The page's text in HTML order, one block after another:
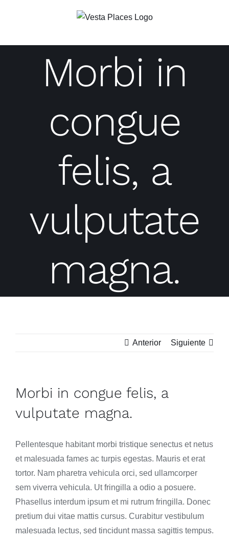
Morbi in
congue
felis, a
vulputate
magna.
Anterior Siguiente
Morbi in congue felis, a
vulputate magna.
Pellentesque habitant morbi tristique senectus et netus
et malesuada fames ac turpis egestas. Mauris et erat
tortor. Nam pharetra vehicula orci, sed ullamcorper
sem viverra vehicula. Ut fringilla a odio a posuere.
Phasellus interdum ipsum et mi rutrum fringilla. Donec
pretium dui vitae mattis cursus. Curabitur vestibulum
malesuada lectus, sed tincidunt massa sagittis tempus.